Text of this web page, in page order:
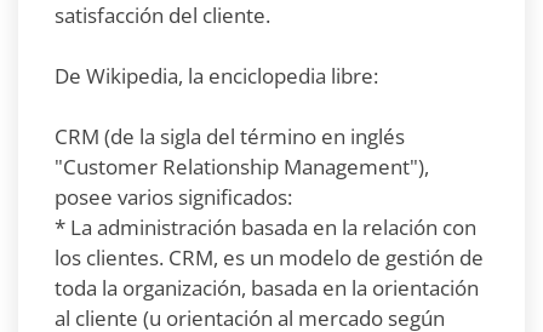
satisfacción del cliente.
De Wikipedia, la enciclopedia libre:
CRM (de la sigla del término en inglés
"Customer Relationship Management"),
posee varios significados:
* La administración basada en la relación con
los clientes. CRM, es un modelo de gestión de
toda la organización, basada en la orientación
al cliente (u orientación al mercado según